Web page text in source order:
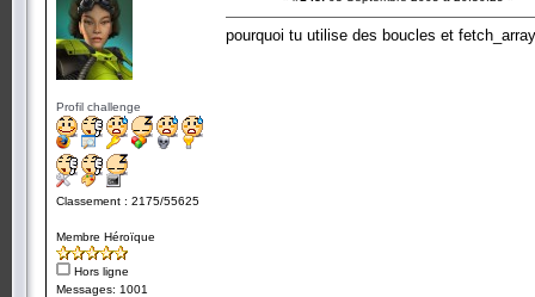
Profil challenge
Classement : 2175/55625
Membre Héroïque
Hors ligne
Messages: 1001
pourquoi tu utilise des boucles et